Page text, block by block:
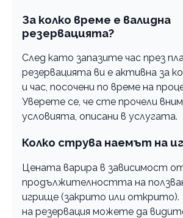
За колко време е валидна
резервацията?
След като запазите час през
резервацията ви е активна за
и час, посочени по време на
Уверете се, че сте прочели
условията, описани в услугата.
Колко струва наемът на
Цената варира в зависимост
продължителността на
игрище (закрито или открито).
на резервация можете да